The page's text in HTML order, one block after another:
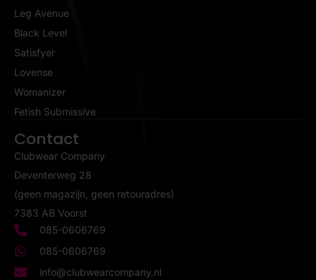
Leg Avenue
Black Level
Satisfyer
Lovense
Womanizer
Fetish Submissive
Contact
Clubwear Company
Deventerweg 28
(geen magazijn, geen retouradres)
7383 AB Voorst
085-0606769
085-0606769
info@clubwearcompany.nl